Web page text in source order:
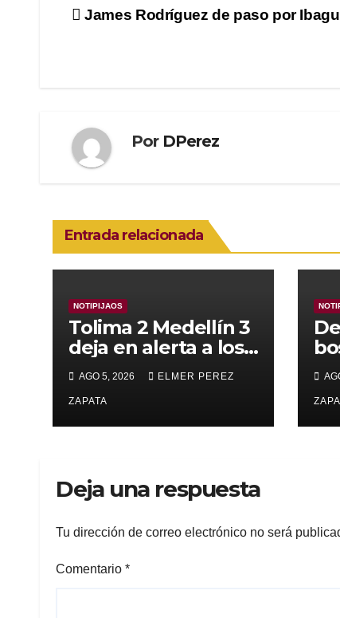
Navegación
James Rodríguez de paso por
Por DPerez
Entrada relacionada
NOTIPIJAOS
Tolima 2 Medellín 3
deja en alerta a los
pijaos por su fútbol
irregular
AGO 5, 2026 ELMER PEREZ
ZAPATA
Deja una respuesta
Tu dirección de correo electrónico no será
Comentario *